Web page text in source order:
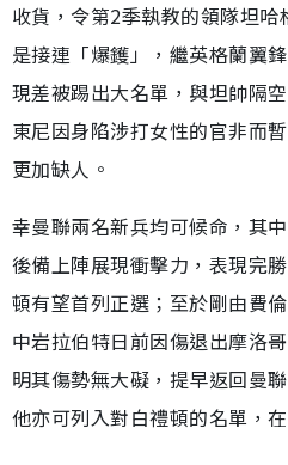
收貨，令第2季執教的領隊坦
是接連「爆鑊」，繼英格蘭翼
現差被踢出大名單，與坦帥隔
東尼因身陷涉打女性的官非而
更加缺人。
幸曼聯兩名新兵均可候命，其
後備上陣展現衝擊力，表現完
頓有望首列正選；至於剛由費
中岩拉伯特日前因傷退出摩洛
明其傷勢無大礙，提早返回曼
他亦可列入對白禮頓的名單，